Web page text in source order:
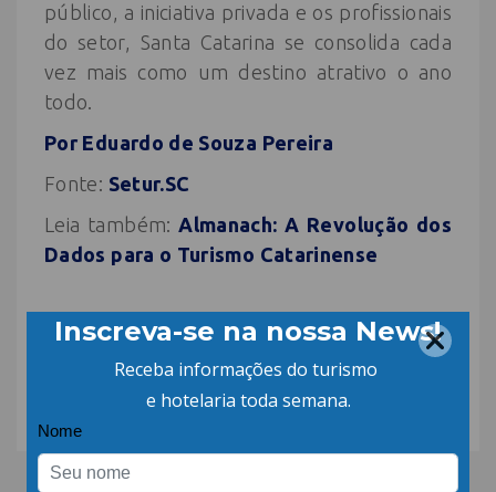
público, a iniciativa privada e os profissionais
do setor, Santa Catarina se consolida cada
vez mais como um destino atrativo o ano
todo.
Por Eduardo de Souza Pereira
Fonte: Setur.SC
Leia também: Almanach: A Revolução dos
Dados para o Turismo Catarinense
COMPARTILHE: